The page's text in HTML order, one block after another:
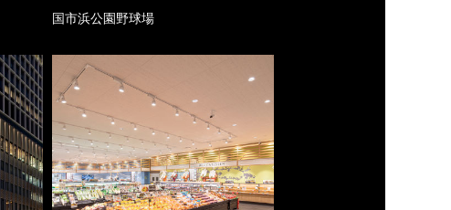
国市浜公園野球場